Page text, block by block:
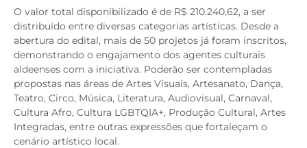
O valor total disponibilizado é de R$ 210.240,62, a ser
distribuído entre diversas categorias artísticas. Desde a
abertura do edital, mais de 50 projetos já foram inscritos,
demonstrando o engajamento dos agentes culturais
aldeenses com a iniciativa. Poderão ser contempladas
propostas nas áreas de Artes Visuais, Artesanato, Dança,
Teatro, Circo, Música, Literatura, Audiovisual, Carnaval,
Cultura Afro, Cultura LGBTQIA+, Produção Cultural, Artes
Integradas, entre outras expressões que fortaleçam o
cenário artístico local.